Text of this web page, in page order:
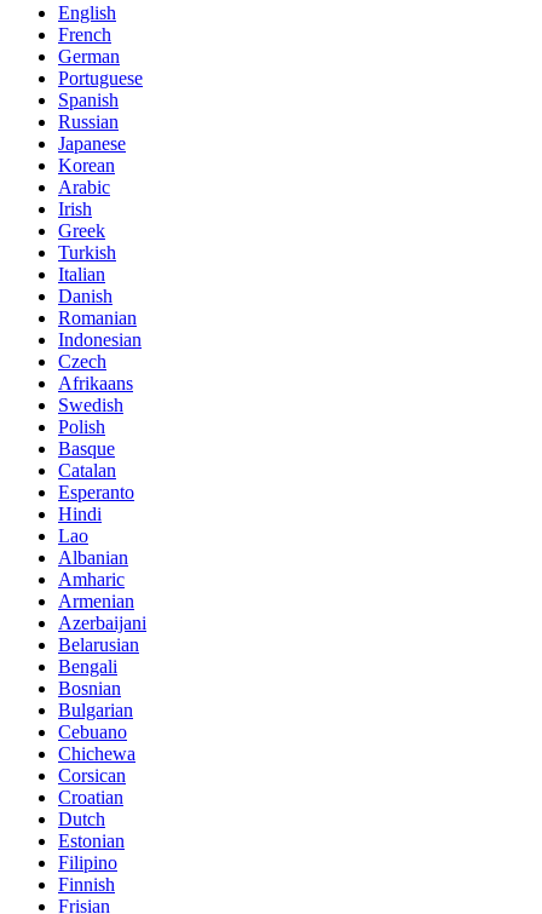
English
French
German
Portuguese
Spanish
Russian
Japanese
Korean
Arabic
Irish
Greek
Turkish
Italian
Danish
Romanian
Indonesian
Czech
Afrikaans
Swedish
Polish
Basque
Catalan
Esperanto
Hindi
Lao
Albanian
Amharic
Armenian
Azerbaijani
Belarusian
Bengali
Bosnian
Bulgarian
Cebuano
Chichewa
Corsican
Croatian
Dutch
Estonian
Filipino
Finnish
Frisian